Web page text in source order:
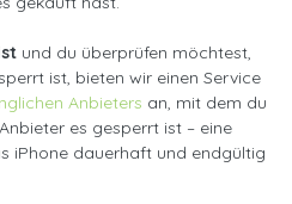
und du überprüfen möchtest,
ist, bieten wir einen Service
Anbieters an, mit dem du
es gesperrt ist – eine
iPhone dauerhaft und endgültig